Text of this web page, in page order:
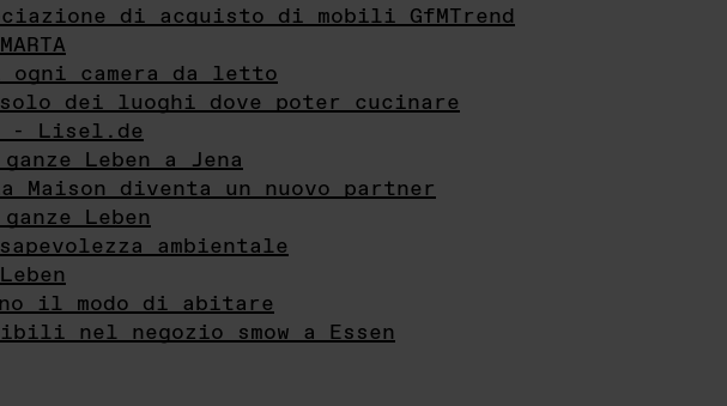
di acquisto di mobili GfMTrend
ogni camera da letto
solo dei luoghi dove poter cucinare
- Lisel.de
Leben a Jena
Maison diventa un nuovo partner
Leben
ambientale
il modo di abitare
nel negozio smow a Essen